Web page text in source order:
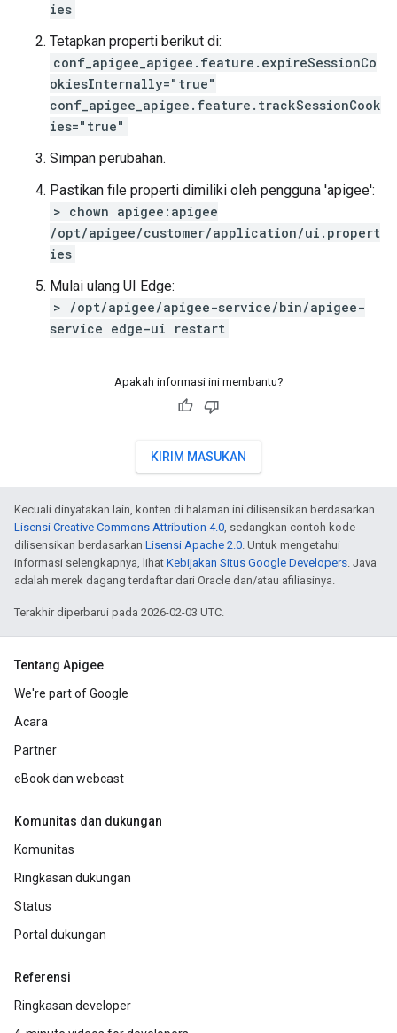
ies
Tetapkan properti berikut di:
conf_apigee_apigee.feature.expireSessionCo
okiesInternally="true"
conf_apigee_apigee.feature.trackSessionCook
ies="true"
Simpan perubahan.
Pastikan file properti dimiliki oleh pengguna 'apigee':
> chown apigee:apigee
/opt/apigee/customer/application/ui.propert
ies
Mulai ulang UI Edge:
> /opt/apigee/apigee-service/bin/apigee-
service edge-ui restart
Apakah informasi ini membantu?
KIRIM MASUKAN
Kecuali dinyatakan lain, konten di halaman ini dilisensikan berdasarkan
Lisensi Creative Commons Attribution 4.0, sedangkan contoh kode
dilisensikan berdasarkan Lisensi Apache 2.0. Untuk mengetahui
informasi selengkapnya, lihat Kebijakan Situs Google Developers. Java
adalah merek dagang terdaftar dari Oracle dan/atau afiliasinya.
Terakhir diperbarui pada 2026-02-03 UTC.
Tentang Apigee
We're part of Google
Acara
Partner
eBook dan webcast
Komunitas dan dukungan
Komunitas
Ringkasan dukungan
Status
Portal dukungan
Referensi
Ringkasan developer